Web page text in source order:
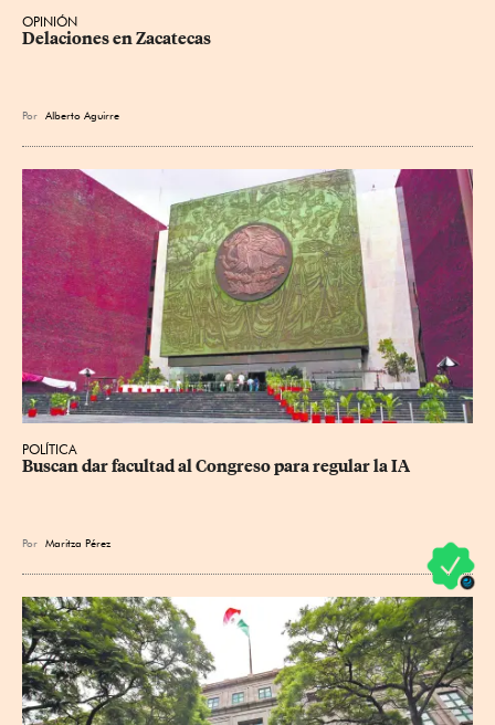
OPINIÓN
Delaciones en Zacatecas
Por Alberto Aguirre
POLÍTICA
Buscan dar facultad al Congreso para regular la IA
Por Maritza Pérez